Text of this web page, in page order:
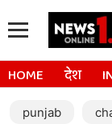
HOME देश
punjab